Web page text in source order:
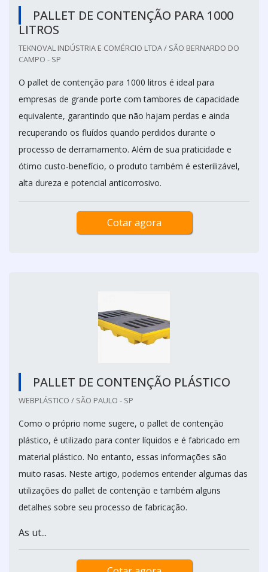
PALLET DE CONTENÇÃO PARA 1000
LITROS
TEKNOVAL INDÚSTRIA E COMÉRCIO LTDA / SÃO BERNARDO DO
CAMPO - SP
O pallet de contenção para 1000 litros é ideal para
empresas de grande porte com tambores de capacidade
equivalente, garantindo que não hajam perdas e ainda
recuperando os fluídos quando perdidos durante o
processo de derramamento. Além de sua praticidade e
ótimo custo-benefício, o produto também é esterilizável,
alta dureza e potencial anticorrosivo.
Cotar agora
PALLET DE CONTENÇÃO PLÁSTICO
WEBPLÁSTICO / SÃO PAULO - SP
Como o próprio nome sugere, o pallet de contenção
plástico, é utilizado para conter líquidos e é fabricado em
material plástico. No entanto, essas informações são
muito rasas. Neste artigo, podemos entender algumas das
utilizações do pallet de contenção e também alguns
detalhes sobre seu processo de fabricação.
As ut...